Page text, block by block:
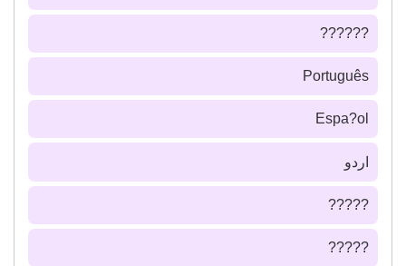
??????
Português
Espa?ol
اردو
?????
?????